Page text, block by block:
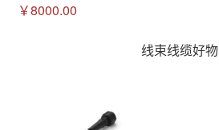
￥8000.00
线束线缆好物